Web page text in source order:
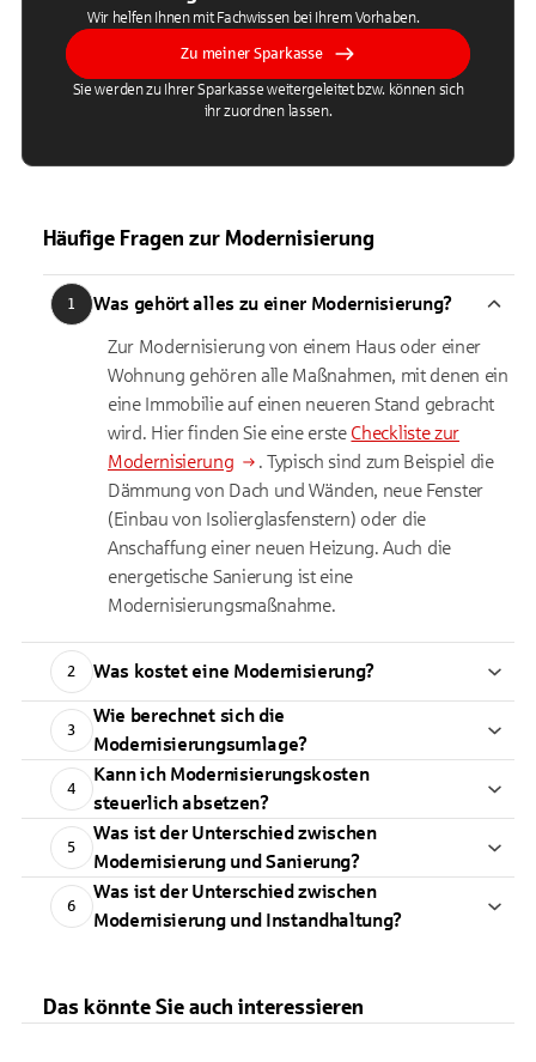
Wir helfen Ihnen mit Fachwissen bei Ihrem Vorhaben.
Zu meiner Sparkasse
Sie werden zu Ihrer Sparkasse weitergeleitet bzw. können sich
ihr zuordnen lassen.
Häufige Fragen zur Modernisierung
1 Was gehört alles zu einer Modernisierung?
Zur Modernisierung von einem Haus oder einer
Wohnung gehören alle Maßnahmen, mit denen ein
eine Immobilie auf einen neueren Stand gebracht
wird. Hier finden Sie eine erste Checkliste zur
Modernisierung
. Typisch sind zum Beispiel die
Dämmung von Dach und Wänden, neue Fenster
(Einbau von Isolierglasfenstern) oder die
Anschaffung einer neuen Heizung. Auch die
energetische Sanierung ist eine
Modernisierungsmaßnahme.
2 Was kostet eine Modernisierung?
3
Wie berechnet sich die
Modernisierungsumlage?
4
Kann ich Modernisierungskosten
steuerlich absetzen?
5
Was ist der Unterschied zwischen
Modernisierung und Sanierung?
6
Was ist der Unterschied zwischen
Modernisierung und Instandhaltung?
Das könnte Sie auch interessieren